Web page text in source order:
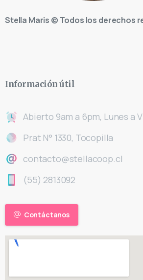
Stella Maris © Todos los derechos
Informaciónútil
Abierto 9am a 6pm, Lunes a
Prat N° 1330, Tocopilla
contacto@stellacoop.cl
(55) 2813092
Contáctanos